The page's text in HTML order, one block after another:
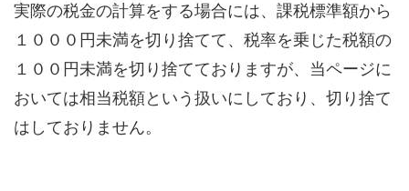
実際の税金の計算をする場合には、課税標準額から
１０００円未満を切り捨てて、税率を乗じた税額の
１００円未満を切り捨てておりますが、当ページに
おいては相当税額という扱いにしており、切り捨て
はしておりません。